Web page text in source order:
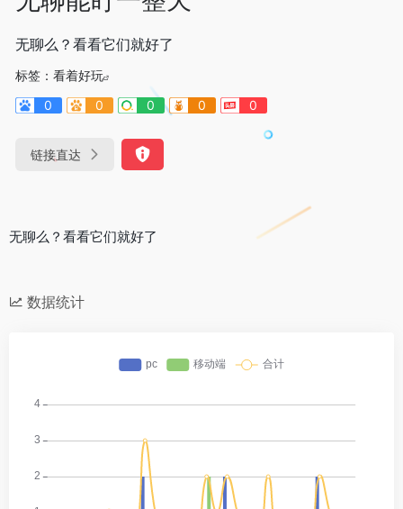
无聊么？看看它们就好了
标签： 看着好玩
0
0 0 0 0
链接直达
无聊么？看看它们就好了
数据统计